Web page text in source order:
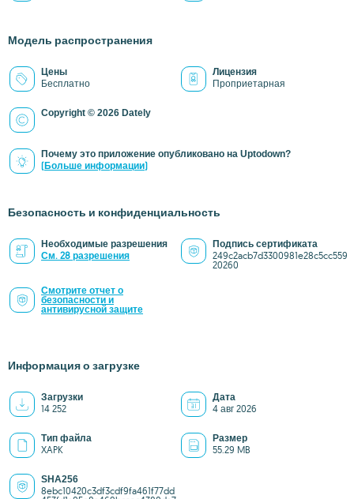
Модель распространения
Цены
Бесплатно
Лицензия
Проприетарная
Copyright © 2026 Dately
Почему это приложение опубликовано на Uptodown?
(Больше информации)
Безопасность и конфиденциальность
Необходимые разрешения
См. 28 разрешения
Подпись сертификата
249c2acb7d3300981e28c5cc559
20260
Смотрите отчет о
безопасности и
антивирусной защите
Информация о загрузке
Загрузки
14 252
Дата
4 авг 2026
Тип файла
XAPK
Размер
55.29 MB
SHA256
8ebc10420c3df3cdf9fa461f77dd